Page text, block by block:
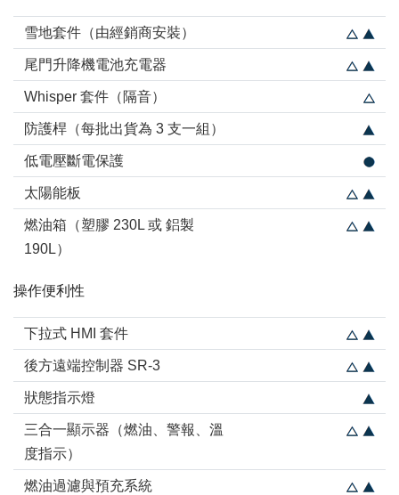
雪地套件（由經銷商安裝）
尾門升降機電池充電器
Whisper 套件（隔音）
防護桿（每批出貨為 3 支一組）
低電壓斷電保護
太陽能板
燃油箱（塑膠 230L 或 鋁製
190L）
操作便利性
下拉式 HMI 套件
後方遠端控制器 SR-3
狀態指示燈
三合一顯示器（燃油、警報、溫
度指示）
燃油過濾與預充系統